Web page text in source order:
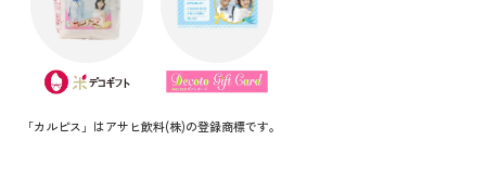
「カルピス」はアサヒ飲料(株)の登録商標です。